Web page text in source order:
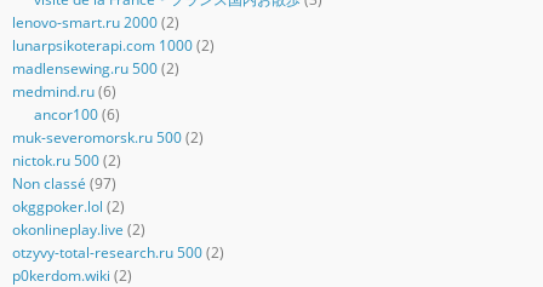
lenovo-smart.ru 2000(2)
lunarpsikoterapi.com 1000(2)
madlensewing.ru 500(2)
medmind.ru(6)
ancor100(6)
muk-severomorsk.ru 500(2)
nictok.ru 500(2)
Non classé (97)
okggpoker.lol (2)
okonlineplay.live (2)
otzyvy-total-research.ru 500(2)
p0kerdom.wiki (2)